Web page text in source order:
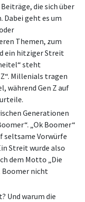
die sich über
geht es um
Themen, zum
ein hitziger Streit
steht
Millenials tragen
während Gen Z auf
Generationen
„Ok Boomer“
seltsame Vorwürfe
Streit wurde also
dem Motto „Die
Boomer nicht
Und warum die